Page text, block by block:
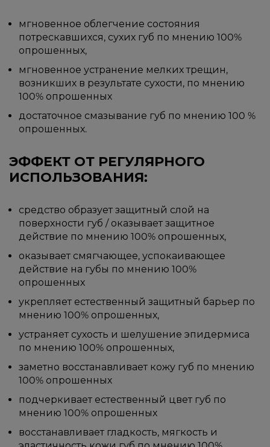
мгновенное облегчение состояния
потрескавшихся, сухих губ по мнению 100%
опрошенных,
мгновенное устранение мелких трещин,
возникших в результате сухости, по мнению
100% опрошенных
достаточное смазывание губ по мнению 100 %
опрошенных.
ЭФФЕКТ ОТ РЕГУЛЯРНОГО
ИСПОЛЬЗОВАНИЯ:
средство образует защитный слой на
поверхности губ / оказывает защитное
действие по мнению 100% опрошенных,
оказывает смягчающее, успокаивающее
действие на губы по мнению 100%
опрошенных
укрепляет естественный защитный барьер по
мнению 100% опрошенных,
устраняет сухость и шелушение эпидермиса
по мнению 100% опрошенных,
заметно восстанавливает кожу губ по мнению
100% опрошенных
подчеркивает естественный цвет губ по
мнению 100% опрошенных
восстанавливает гладкость, мягкость и